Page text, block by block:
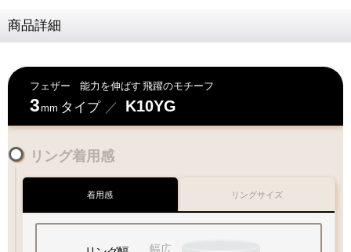
商品詳細
フェザー 能力を伸ばす 飛躍のモチーフ
3mm タイプ ／ K10YG
リング着用感
着用感
幅広
リングサイズ